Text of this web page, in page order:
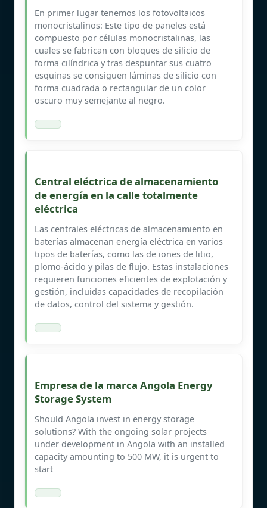
En primer lugar tenemos los fotovoltaicos
monocristalinos: Este tipo de paneles está
compuesto por células monocristalinas, las
cuales se fabrican con bloques de silicio de
forma cilíndrica y tras despuntar sus cuatro
esquinas se consiguen láminas de silicio con
forma cuadrada o rectangular de un color
oscuro muy semejante al negro.
Central eléctrica de almacenamiento
de energía en la calle totalmente
eléctrica
Las centrales eléctricas de almacenamiento en
baterías almacenan energía eléctrica en varios
tipos de baterías, como las de iones de litio,
plomo-ácido y pilas de flujo. Estas instalaciones
requieren funciones eficientes de explotación y
gestión, incluidas capacidades de recopilación
de datos, control del sistema y gestión.
Empresa de la marca Angola Energy
Storage System
Should Angola invest in energy storage
solutions? With the ongoing solar projects
under development in Angola with an installed
capacity amounting to 500 MW, it is urgent to
start